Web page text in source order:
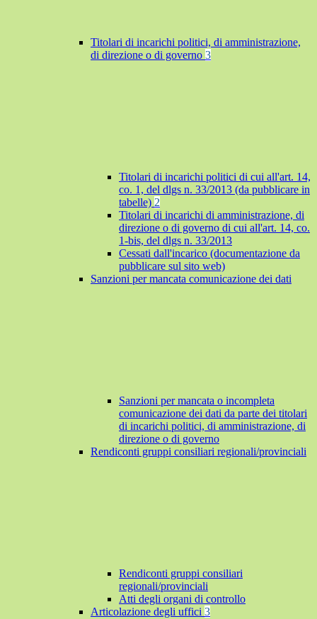
Titolari di incarichi politici, di amministrazione,
di direzione o di governo 3
Titolari di incarichi politici di cui all'art. 14,
co. 1, del dlgs n. 33/2013 (da pubblicare in
tabelle) 2
Titolari di incarichi di amministrazione, di
direzione o di governo di cui all'art. 14, co.
1-bis, del dlgs n. 33/2013
Cessati dall'incarico (documentazione da
pubblicare sul sito web)
Sanzioni per mancata comunicazione dei dati
Sanzioni per mancata o incompleta
comunicazione dei dati da parte dei titolari
di incarichi politici, di amministrazione, di
direzione o di governo
Rendiconti gruppi consiliari regionali/provinciali
Rendiconti gruppi consiliari
regionali/provinciali
Atti degli organi di controllo
Articolazione degli uffici 3